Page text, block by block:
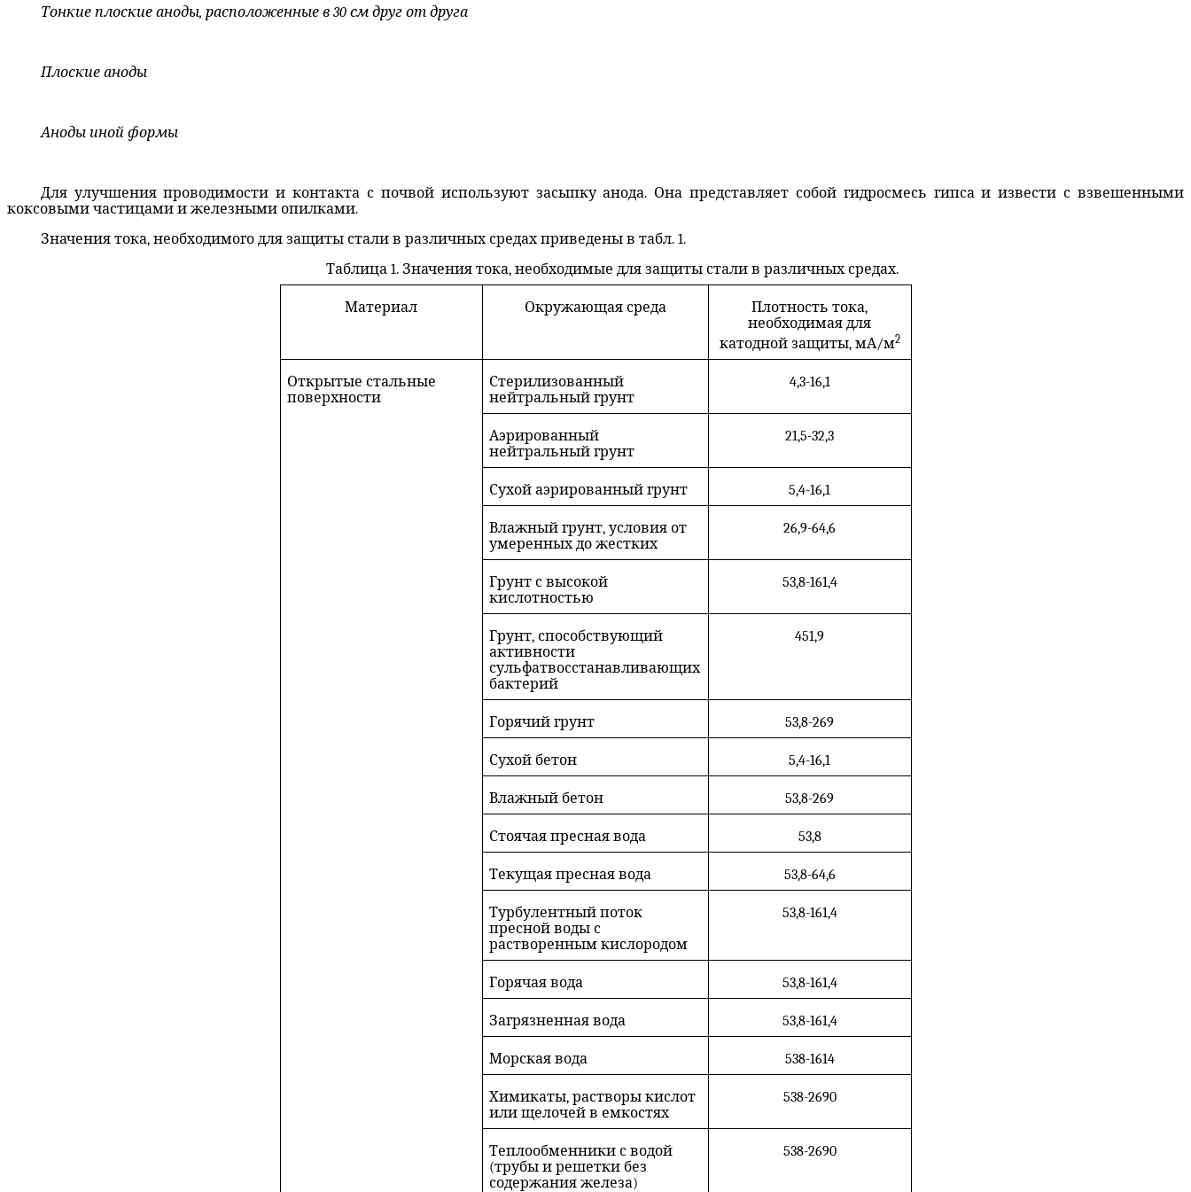
Тонкие плоские аноды, расположенные в 30 см друг от друга
Плоские аноды
Аноды иной формы
Для улучшения проводимости и контакта с почвой используют засыпку анода. Она представляет собой гидросмесь гипса и извести с взвешенными
коксовыми частицами и железными опилками.
Значения тока, необходимого для защиты стали в различных средах приведены в табл. 1.
Таблица 1. Значения тока, необходимые для защиты стали в различных средах.
Материал Окружающая среда
Плотность тока,
необходимая для
катодной защиты, мА/м2
Открытые стальные
поверхности
Стерилизованный
нейтральный грунт
4,3-16,1
Аэрированный
нейтральный грунт
21,5-32,3
Сухой аэрированный грунт 5,4-16,1
Влажный грунт, условия от
умеренных до жестких
26,9-64,6
Грунт с высокой
кислотностью
53,8-161,4
Грунт, способствующий
активности
сульфатвосстанавливающих
бактерий
451,9
Горячий грунт 53,8-269
Сухой бетон 5,4-16,1
Влажный бетон 53,8-269
Стоячая пресная вода 53,8
Текущая пресная вода 53,8-64,6
Турбулентный поток
пресной воды с
растворенным кислородом
53,8-161,4
Горячая вода 53,8-161,4
Загрязненная вода 53,8-161,4
Морская вода 538-1614
Химикаты, растворы кислот
или щелочей в емкостях
538-2690
Теплообменники с водой
(трубы и решетки без
содержания железа)
538-2690